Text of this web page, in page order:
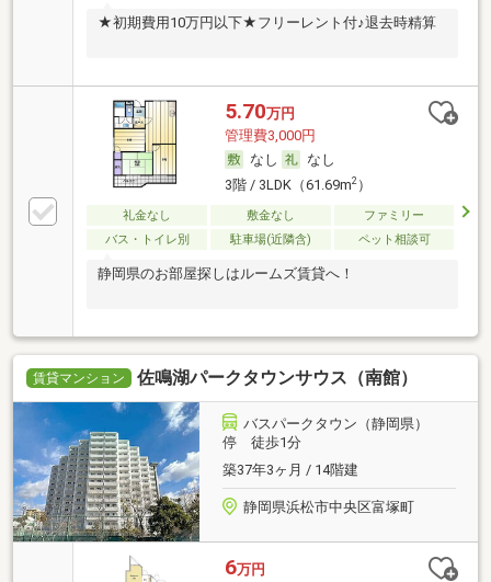
★初期費用10万円以下★フリーレント付♪退去時精算
5.70万円
管理費3,000円
なし
なし
3階 / 3LDK（61.69m2）
礼金なし 敷金なし
ファミリー
バス・トイレ別
駐車場(近隣含) ペット相談可
静岡県のお部屋探しはルームズ賃貸へ！
賃貸マンション 佐鳴湖パークタウンサウス（南館）
バスパークタウン（静岡県）
停 徒歩1分
築37年3ヶ月 / 14階建
静岡県浜松市中央区富塚町
6万円